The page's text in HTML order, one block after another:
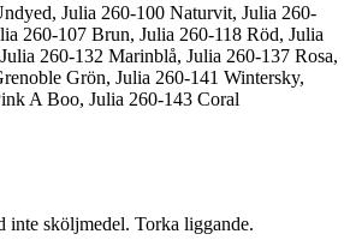
Julia 260-100 Naturvit, Julia 260-
260-107 Brun, Julia 260-118 Röd, Julia
260-132 Marinblå, Julia 260-137 Rosa,
Grön, Julia 260-141 Wintersky,
A Boo, Julia 260-143 Coral
inte sköljmedel. Torka liggande.